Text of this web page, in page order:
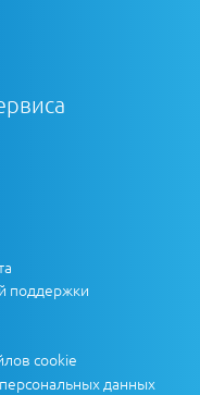
поддержки
cookie
данных